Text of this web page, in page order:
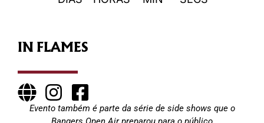
IN FLAMES
Evento também é parte da série de side shows que o